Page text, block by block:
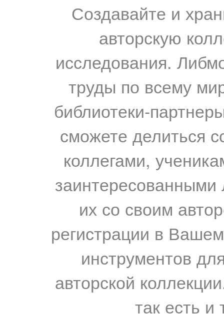
Создавайте и
авторскую
исследования.
труды по всему
библиотеки-
сможете делиться
коллегами,
их со своим
регистрации в
инструментов
авторской
так есть и